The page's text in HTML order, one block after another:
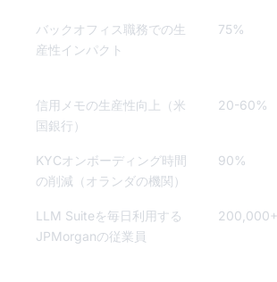
バックオフィス職務での生
産性インパクト
75%
信用メモの生産性向上（米
国銀行）
20-60%
KYCオンボーディング時間
の削減（オランダの機関）
90%
LLM Suiteを毎日利用する
JPMorganの従業員
200,000+